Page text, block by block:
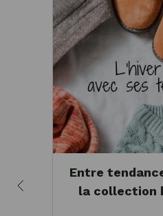
Entre
la collection